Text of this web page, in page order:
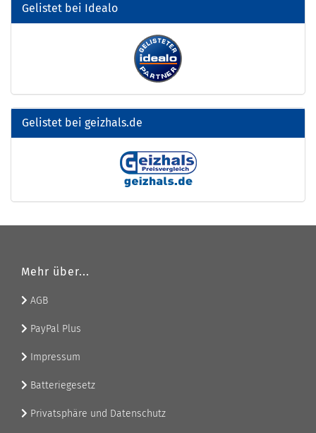
Gelistet bei Idealo
Gelistet bei geizhals.de
Mehr über...
AGB
PayPal Plus
Impressum
Batteriegesetz
Privatsphäre und Datenschutz